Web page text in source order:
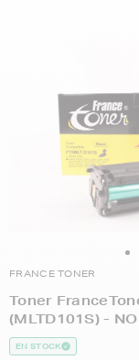
FRANCE TONER
Toner
(MLTD101S) -
EN STOCK